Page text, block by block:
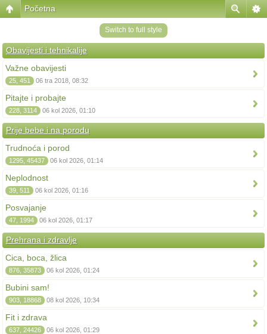
Početna
Switch to full style
Obavijesti i tehnikalije
Važne obavijesti
25, 451 06 tra 2018, 08:32
Pitajte i probajte
228, 3114 06 kol 2026, 01:10
Prije bebe i na porodu
Trudnoća i porod
1295, 45437 06 kol 2026, 01:14
Neplodnost
39, 511 06 kol 2026, 01:16
Posvajanje
47, 1994 06 kol 2026, 01:17
Prehrana i zdravlje
Cica, boca, žlica
876, 35873 06 kol 2026, 01:24
Bubini sam!
903, 18868 08 kol 2026, 10:34
Fit i zdrava
637, 24426 06 kol 2026, 01:29